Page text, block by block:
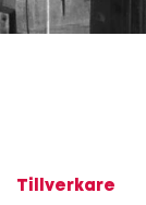
Tillverkare